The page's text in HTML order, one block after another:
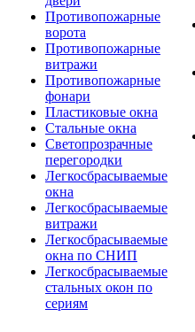
Противопожарные
ворота
Противопожарные
витражи
Противопожарные
фонари
Пластиковые окна
Стальные окна
Светопрозрачные
перегородки
Легкосбрасываемые
окна
Легкосбрасываемые
витражи
Легкосбрасываемые
окна по СНИП
Легкосбрасываемые
стальных окон по
сериям